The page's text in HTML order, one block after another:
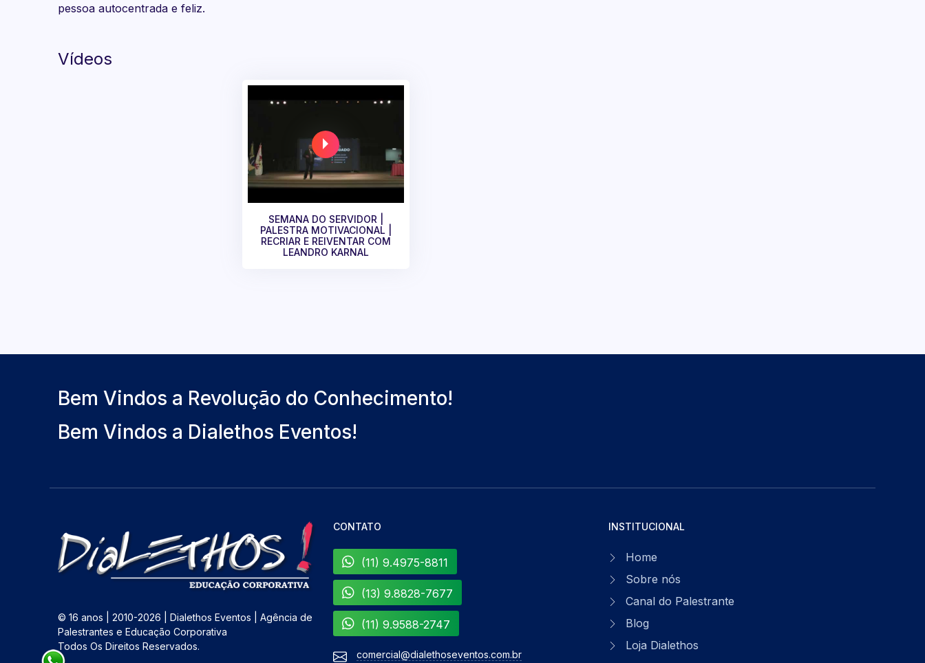
pessoa autocentrada e feliz.
Vídeos
SEMANA DO SERVIDOR |
PALESTRA MOTIVACIONAL |
RECRIAR E REIVENTAR COM
LEANDRO KARNAL
Bem Vindos a Revolução do Conhecimento!
Bem Vindos a Dialethos Eventos!
© 16 anos | 2010-2026 | Dialethos Eventos | Agência de
Palestrantes e Educação Corporativa
Todos Os Direitos Reservados.
CONTATO
(11) 9.4975-8811
(13) 9.8828-7677
(11) 9.9588-2747
comercial@dialethoseventos.com.br
INSTITUCIONAL
Home
Sobre nós
Canal do Palestrante
Blog
Loja Dialethos